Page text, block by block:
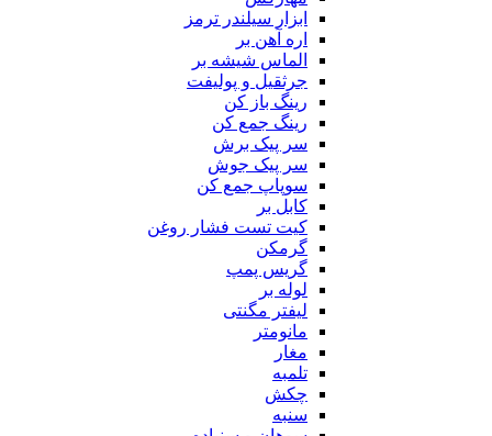
ابزار سیلندر ترمز
اره آهن بر
الماس شیشه بر
جرثقیل و پولیفت
رینگ باز کن
رینگ جمع کن
سر پیک برش
سر پیک جوش
سوپاپ جمع کن
کابل بر
کیت تست فشار روغن
گرمکن
گریس پمپ
لوله بر
لیفتر مگنتی
مانومتر
مغار
تلمبه
چکش
سنبه